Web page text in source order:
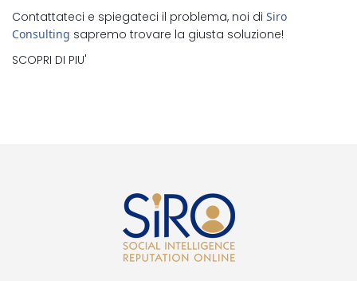
Contattateci e spiegateci il problema, noi di Siro
Consulting sapremo trovare la giusta soluzione!
SCOPRI DI PIU'